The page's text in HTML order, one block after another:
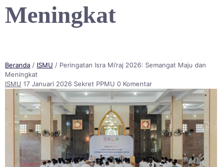
Meningkat
Beranda / ISMU / Peringatan Isra Mi’raj 2026: Semangat Maju dan
Meningkat
ISMU 17 Januari 2026 Sekret PPMU 0 Komentar